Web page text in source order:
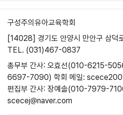
구성주의유아교육학회
[14028] 경기도 안양시 만안구 삼덕
TEL. (031)467-0837
총무부 간사: 오효선(010-6215-
6697-7090) 학회 메일:
편집부 간사: 장예솔(010-7979-
scecej@naver.com